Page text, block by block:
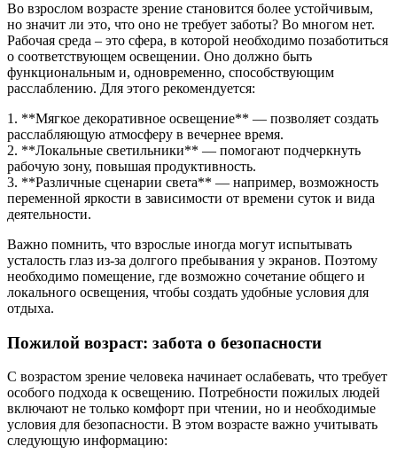
Во взрослом возрасте зрение становится более устойчивым,
но значит ли это, что оно не требует заботы? Во многом нет.
Рабочая среда – это сфера, в которой необходимо позаботиться
о соответствующем освещении. Оно должно быть
функциональным и, одновременно, способствующим
расслаблению. Для этого рекомендуется:
1. **Мягкое декоративное освещение** — позволяет создать
расслабляющую атмосферу в вечернее время.
2. **Локальные светильники** — помогают подчеркнуть
рабочую зону, повышая продуктивность.
3. **Различные сценарии света** — например, возможность
переменной яркости в зависимости от времени суток и вида
деятельности.
Важно помнить, что взрослые иногда могут испытывать
усталость глаз из-за долгого пребывания у экранов. Поэтому
необходимо помещение, где возможно сочетание общего и
локального освещения, чтобы создать удобные условия для
отдыха.
Пожилой возраст: забота о безопасности
С возрастом зрение человека начинает ослабевать, что требует
особого подхода к освещению. Потребности пожилых людей
включают не только комфорт при чтении, но и необходимые
условия для безопасности. В этом возрасте важно учитывать
следующую информацию: